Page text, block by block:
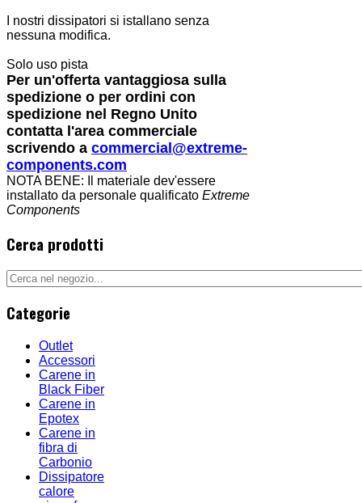
I nostri dissipatori si istallano senza
nessuna modifica.
Solo uso pista
Per un'offerta vantaggiosa sulla
spedizione o per ordini con
spedizione nel Regno Unito
contatta l'area commerciale
scrivendo a commercial@extreme-
components.com
NOTA BENE: Il materiale dev'essere
installato da personale qualificato Extreme
Components
Cerca prodotti
Categorie
Outlet
Accessori
Carene in
Black Fiber
Carene in
Epotex
Carene in
fibra di
Carbonio
Dissipatore
calore